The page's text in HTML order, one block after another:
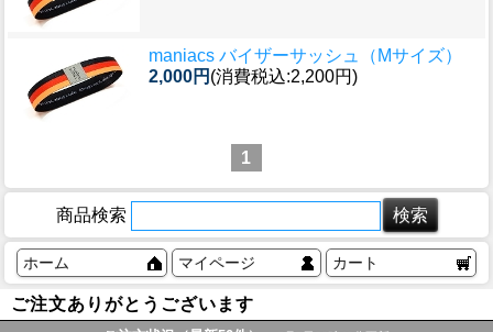
maniacs バイザーサッシュ（Mサイズ）
2,000円 (消費税込:2,200円)
1
商品検索
ホーム マイページ カート
ご注文ありがとうございます